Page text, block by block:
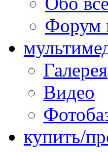
Форум
Галерея
Видео
купить/